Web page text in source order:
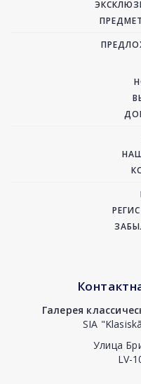
Галерея
SIA
Улица
LV-